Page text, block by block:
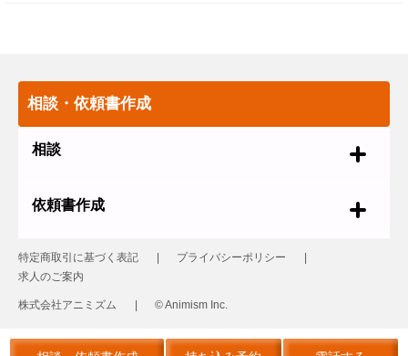
相談・依頼書作成
相談
依頼書作成
特定商取引に基づく表記
プライバシーポリシー
求人のご案内
株式会社アニミズム © Animism Inc.
© 2026 革製品の修理 レザーリフォーム